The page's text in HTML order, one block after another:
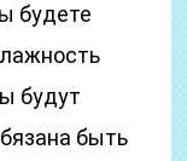
будете
будут
быть